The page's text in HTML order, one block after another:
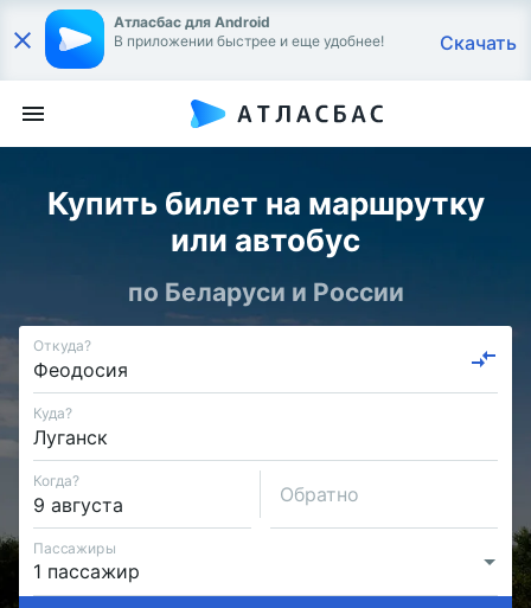
Атласбас для Android
В приложении быстрее и еще удобнее!
Скачать
Купить билет на маршрутку
или автобус
по Беларуси и России
Откуда?
Куда?
Когда?
Обратно
Пассажиры